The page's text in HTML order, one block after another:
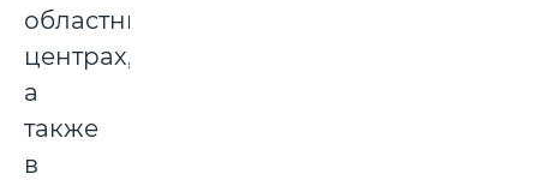
областных
центрах,
а
также
в